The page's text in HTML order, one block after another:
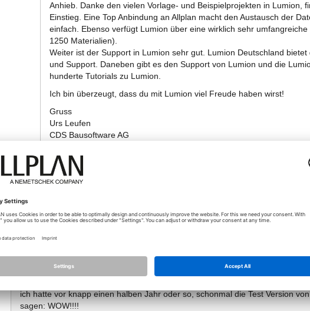
Anhieb. Danke den vielen Vorlage- und Beispielprojekten in Lumion,
Einstieg. Eine Top Anbindung an Allplan macht den Austausch der
einfach. Ebenso verfügt Lumion über eine wirklich sehr
1250 Materialien).
Weiter ist der Support in Lumion sehr gut. Lumion Deutschland
und Support. Daneben gibt es den Support von Lumion und die
hunderte Tutorials zu Lumion.
Ich bin überzeugt, dass du mit Lumion viel Freude haben wirst!
Gruss
Urs Leufen
CDS Bausoftware AG
https://www.cds-bausoftware.ch
https://www.cds-bausoftware.ch/bundle
https://www.cds-bausoftware.ch/keymember
Danke schonmal an alle hier die ihre Meinung zu den Programmen
ich hatte vor knapp einen halben Jahr oder so, schonmal die Test Version
sagen: WOW!!!!